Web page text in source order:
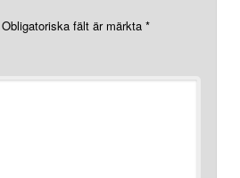
Obligatoriska fält är märkta *